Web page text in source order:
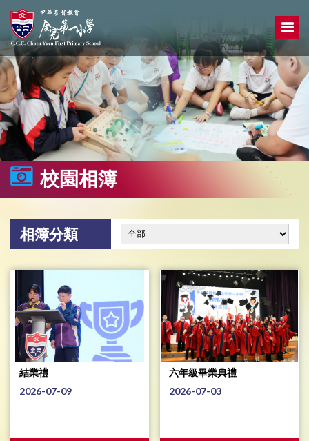
校園相簿
相簿分類
結業禮
2026-07-09
六年級畢業典禮
2026-07-03